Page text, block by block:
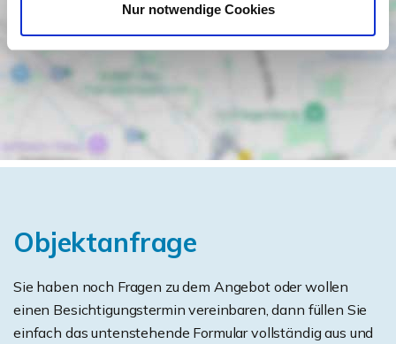
Nur notwendige Cookies
Objektanfrage
Sie haben noch Fragen zu dem Angebot oder wollen
einen Besichtigungstermin vereinbaren, dann füllen Sie
einfach das untenstehende Formular vollständig aus und